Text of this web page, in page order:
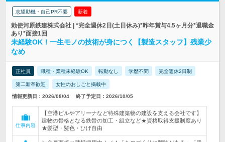
志望動機・自己PR不要 新着
勅使河原鉄建株式会社 | *完全週休2日(土日休み)*昨年賞与4.5ヶ月分*退職金
あり*面接1回
未経験OK！一生モノの技術が身につく【製造スタッフ】残業少
なめ
正社員 職種・業種未経験OK 転勤なし 学歴不問 完全週休2日制
第二新卒歓迎 女性のおしごと掲載中
情報更新日：2026/08/04 終了予定日：2026/10/05
仕事内容
【空港ビルやアリーナなど特殊建築物の建設を支える会社です】
建物の骨格となる鉄骨の加工・組立など★資格取得支援制度あり
★髪型・髪色・ひげ自由